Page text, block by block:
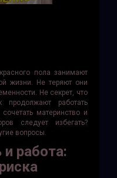
пола занимают
жизни. Не теряют они
Не секрет, что
продолжают работать
материнство и
следует избегать?
вопросы.
работа: